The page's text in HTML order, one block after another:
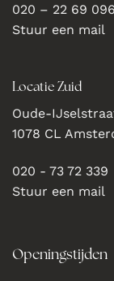
020 – 22 69 096
Stuur een mail
Locatie Zuid
Oude-
1078 CL
020 - 73 72 339
Stuur een mail
Openingstijden